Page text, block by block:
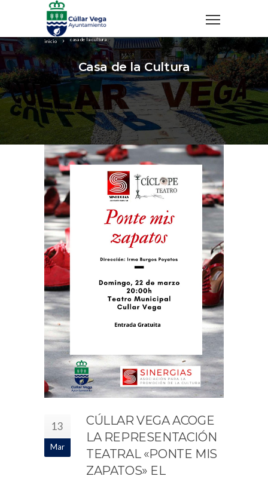
inicio casa de la cultura
Casa de la Cultura
13
Mar
CÚLLAR VEGA ACOGE
LA REPRESENTACIÓN
TEATRAL «PONTE MIS
ZAPATOS» EL